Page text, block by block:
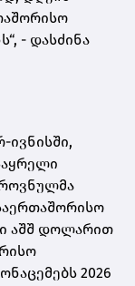
- დასძინა
ივნისში,
აშშ დოლარით
2026